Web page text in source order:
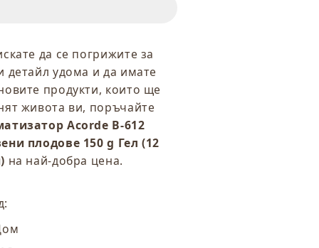
плодове
150
g
Гел
(12
броя)
да се погрижите за
детайл удома и да имате
продукти, които ще
живота ви, поръчайте
Acorde B-612
плодове 150 g Гел (12
на най-добра цена.